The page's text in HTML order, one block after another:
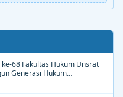
68 Fakultas Hukum Unsrat
Generasi Hukum